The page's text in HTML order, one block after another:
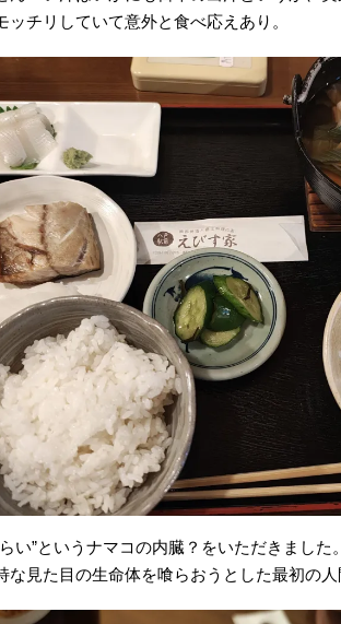
ッチリしていて意外と食べ応えあり。
い”というナマコの内臓？をいただきまし
な見た目の生命体を喰らおうとした最初の人